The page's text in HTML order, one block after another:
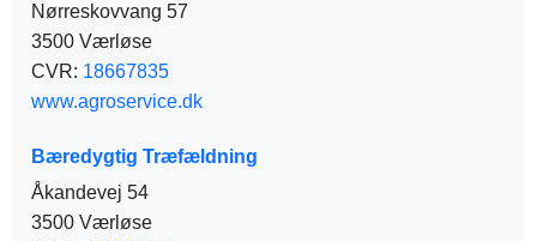
Nørreskovvang 57
3500 Værløse
CVR: 18667835
www.agroservice.dk
Bæredygtig Træfældning
Åkandevej 54
3500 Værløse